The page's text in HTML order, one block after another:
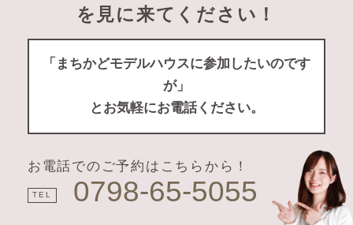
を見に来てください！
「まちかどモデルハウスに参加したいのです
が」
とお気軽にお電話ください。
お電話でのご予約はこちらから！
TEL 0798-65-5055